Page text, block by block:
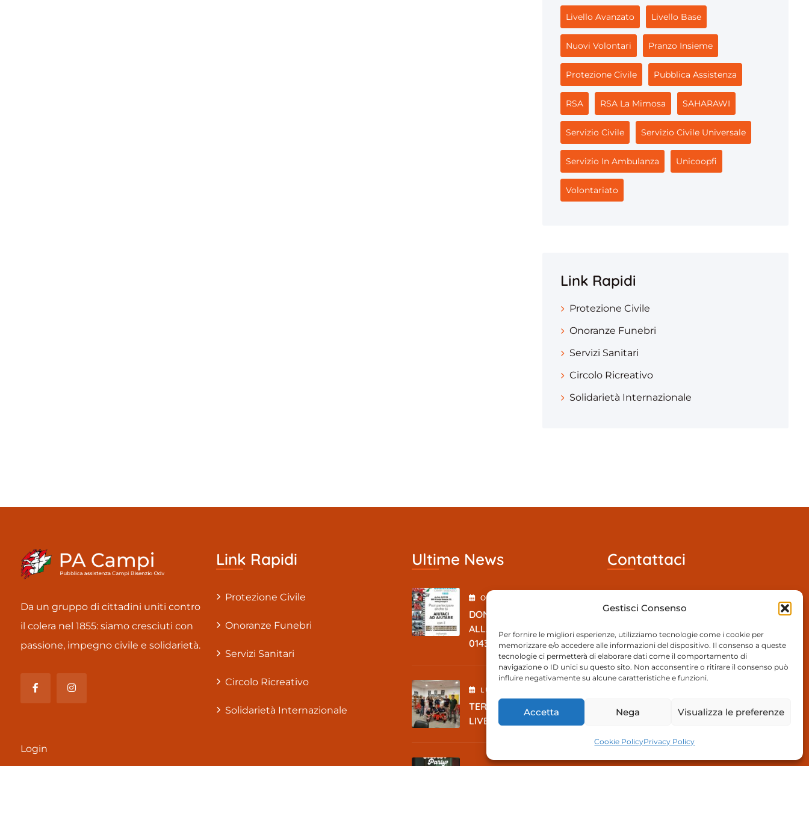
Gestisci Consenso
Per fornire le migliori esperienze, utilizziamo tecnologie come i cookie per
memorizzare e/o accedere alle informazioni del dispositivo. Il consenso a queste
tecnologie ci permetterà di elaborare dati come il comportamento di
navigazione o ID unici su questo sito. Non acconsentire o ritirare il consenso può
influire negativamente su alcune caratteristiche e funzioni.
Accetta Nega Visualizza le preferenze
Cookie PolicyPrivacy Policy
Livello Avanzato Livello Base
Nuovi Volontari Pranzo Insieme
Protezione Civile Pubblica Assistenza
RSA RSA La Mimosa SAHARAWI
Servizio Civile Servizio Civile Universale
Servizio In Ambulanza Unicoopfi
Volontariato
Link Rapidi
Protezione Civile
Onoranze Funebri
Servizi Sanitari
Circolo Ricreativo
Solidarietà Internazionale
Da un gruppo di cittadini uniti contro
il colera nel 1855: siamo cresciuti con
passione, impegno civile e solidarietà.
Login
Link Rapidi
Protezione Civile
Onoranze Funebri
Servizi Sanitari
Circolo Ricreativo
Solidarietà Internazionale
Ultime News
OTTOBRE
DONA IL TUO 5×1000
ALLA PACAMPI – Cf
01437110487
LUGLIO
TERMINATO IL CORSO
LIVELLO BASE
Contattaci
Via Orly 35 50013 Campi Bisenzio
(FI)